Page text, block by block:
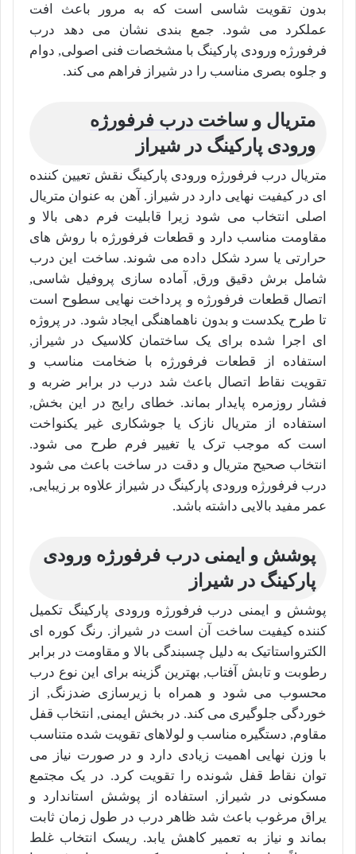
بدون تقویت شاسی است که به مرور باعث افت
عملکرد می شود. جمع بندی نشان می دهد درب
فرفورژه ورودی پارکینگ با مشخصات فنی اصولی, دوام
و جلوه بصری مناسب را در شیراز فراهم می کند.
متریال و ساخت درب فرفورژه
ورودی پارکینگ در شیراز
متریال درب فرفورژه ورودی پارکینگ نقش تعیین کننده
ای در کیفیت نهایی دارد در شیراز. آهن به عنوان متریال
اصلی انتخاب می شود زیرا قابلیت فرم دهی بالا و
مقاومت مناسب دارد و قطعات فرفورژه با روش های
حرارتی یا سرد شکل داده می شوند. ساخت این درب
شامل برش دقیق ورق, آماده سازی پروفیل شاسی,
اتصال قطعات فرفورژه و پرداخت نهایی سطوح است
تا طرح یکدست و بدون ناهماهنگی ایجاد شود. در پروژه
ای اجرا شده برای یک ساختمان کلاسیک در شیراز,
استفاده از قطعات فرفورژه با ضخامت مناسب و
تقویت نقاط اتصال باعث شد درب در برابر ضربه و
فشار روزمره پایدار بماند. خطای رایج در این بخش,
استفاده از متریال نازک یا جوشکاری غیر یکنواخت
است که موجب ترک یا تغییر فرم طرح می شود.
انتخاب صحیح متریال و دقت در ساخت باعث می شود
درب فرفورژه ورودی پارکینگ در شیراز علاوه بر زیبایی,
عمر مفید بالایی داشته باشد.
پوشش و ایمنی درب فرفورژه ورودی
پارکینگ در شیراز
پوشش و ایمنی درب فرفورژه ورودی پارکینگ تکمیل
کننده کیفیت ساخت آن است در شیراز. رنگ کوره ای
الکترواستاتیک به دلیل چسبندگی بالا و مقاومت در برابر
رطوبت و تابش آفتاب, بهترین گزینه برای این نوع درب
محسوب می شود و همراه با زیرسازی ضدزنگ, از
خوردگی جلوگیری می کند. در بخش ایمنی, انتخاب قفل
مقاوم, دستگیره مناسب و لولاهای تقویت شده متناسب
با وزن نهایی اهمیت زیادی دارد و در صورت نیاز می
توان نقاط قفل شونده را تقویت کرد. در یک مجتمع
مسکونی در شیراز, استفاده از پوشش استاندارد و
یراق مرغوب باعث شد ظاهر درب در طول زمان ثابت
بماند و نیاز به تعمیر کاهش یابد. ریسک انتخاب غلط